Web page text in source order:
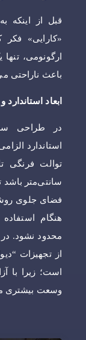
قبل از اینکه
«کارایی»
ارگونومی،
باعث ناراحتی
ابعاد
در طراحی
استاندارد
سانتی‌متر باشد
فضای جلوی
هنگام
محدود نشود.
است؛ زیرا
وسعت بیشتری